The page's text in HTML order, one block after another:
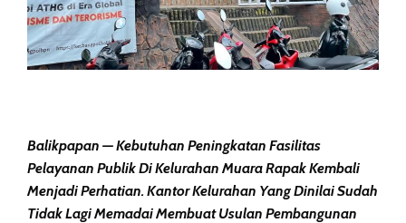
Balikpapan — Kebutuhan Peningkatan Fasilitas
Pelayanan Publik Di Kelurahan Muara Rapak Kembali
Menjadi Perhatian. Kantor Kelurahan Yang Dinilai Sudah
Tidak Lagi Memadai Membuat Usulan Pembangunan